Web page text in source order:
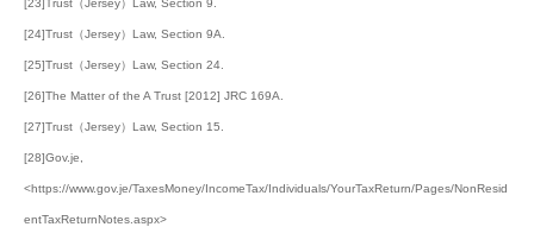
[24]Trust（Jersey）Law, Section 9A.
[25]Trust（Jersey）Law, Section 24.
[26]The Matter of the A Trust [2012] JRC 169A.
[27]Trust（Jersey）Law, Section 15.
[28]Gov.je,
<https://www.gov.je/TaxesMoney/IncomeTax/Individuals/YourTaxReturn/Pages/NonResid
entTaxReturnNotes.aspx>